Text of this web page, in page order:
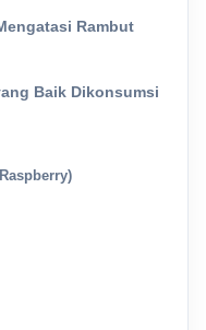
Rambut
Baik Dikonsumsi